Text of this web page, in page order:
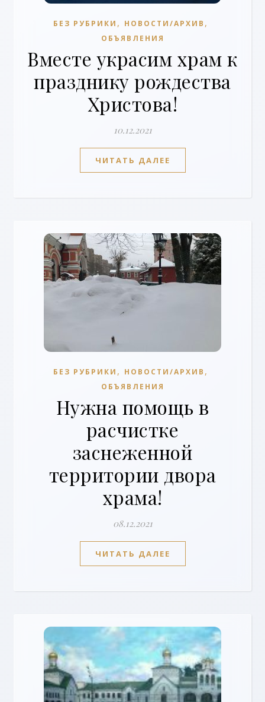
БЕЗ РУБРИКИ , НОВОСТИ/АРХИВ ,
ОБЪЯВЛЕНИЯ
Вместе украсим храм к
празднику рождества
Христова!
10.12.2021
ЧИТАТЬ ДАЛЕЕ
БЕЗ РУБРИКИ , НОВОСТИ/АРХИВ ,
ОБЪЯВЛЕНИЯ
Нужна помощь в
расчистке
заснеженной
территории двора
храма!
08.12.2021
ЧИТАТЬ ДАЛЕЕ